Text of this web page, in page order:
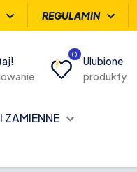
REGULAMIN
0
Ulubione
produkty
ZAMIENNE